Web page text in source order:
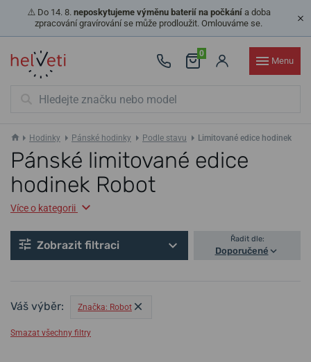
⚠️ Do 14. 8. neposkytujeme výměnu baterií na počkánía doba
zpracování gravírování se může prodloužit. Omlouváme se.
0
Menu
Hodinky Pánské hodinky Podle stavu Limitované edice hodinek
Pánské limitované edice
hodinek Robot
Více o kategorii
Zobrazit filtraci Řadit dle:
Doporučené
Váš výběr: Značka: Robot
Smazat všechny filtry